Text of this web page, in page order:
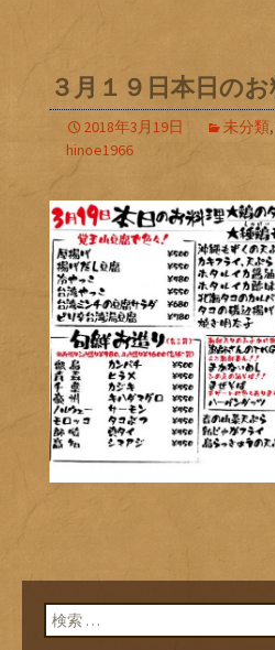
３月１９日本日の
2018年3月19日 未分類,
hinoe1966
検索: